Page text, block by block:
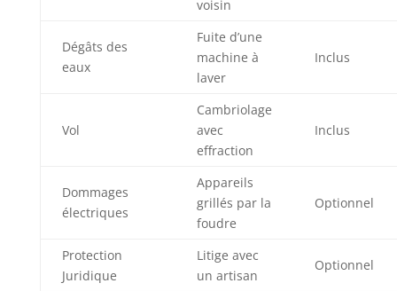
voisin
Dégâts des
eaux
Fuite d’une
machine à
laver
Inclus
Vol
Cambriolage
avec
effraction
Inclus
Dommages
électriques
Appareils
grillés par la
foudre
Optionnel
Protection
Juridique
Litige avec
un artisan
Optionnel